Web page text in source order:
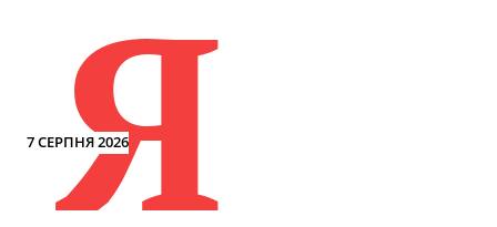
7 СЕРПНЯ 2026
Я